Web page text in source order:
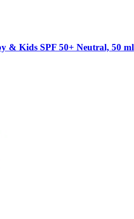
& Kids SPF 50+ Neutral, 50 ml